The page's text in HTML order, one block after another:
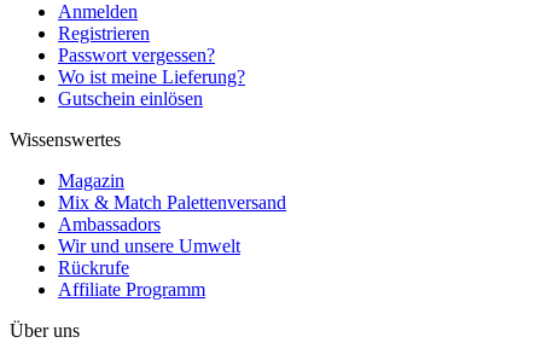
Anmelden
Registrieren
Passwort vergessen?
Wo ist meine Lieferung?
Gutschein einlösen
Wissenswertes
Magazin
Mix & Match Palettenversand
Ambassadors
Wir und unsere Umwelt
Rückrufe
Affiliate Programm
Über uns